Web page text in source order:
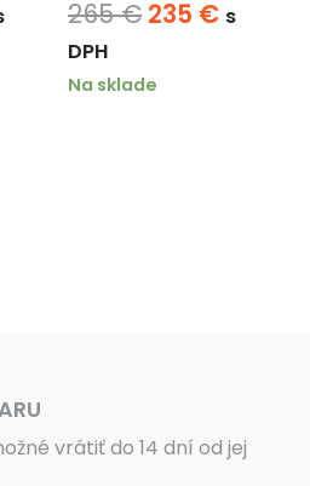
265€ Pôvodná
bola:
235 € s
DPH
Na sklade
vrátiť do 14 dní od jej